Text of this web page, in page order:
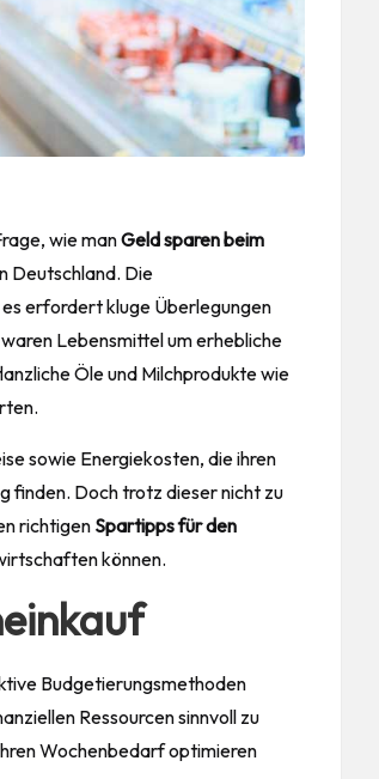
wie manGeld sparenbeim
Deutschland. Die
erfordert kluge Überlegungen
Lebensmittel um erhebliche
Öle und Milchprodukte wie
sowie Energiekosten, die ihren
finden. Doch trotz dieser nicht zu
richtigen Spartipps für den
können.
Budgetierungsmethoden
Ressourcen sinnvoll zu
Wochenbedarf optimieren